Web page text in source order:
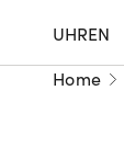
UHREN
Home